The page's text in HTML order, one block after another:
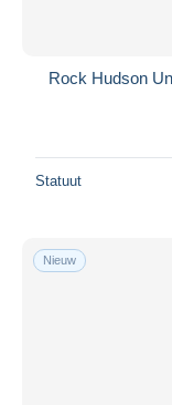
Rock Hudson
Statuut
Nieuw